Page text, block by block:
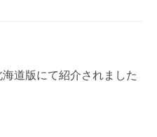
海道版にて紹介されました